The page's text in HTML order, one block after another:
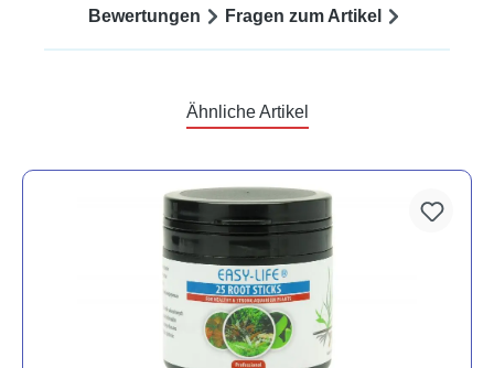
Bewertungen Fragen zum Artikel
Ähnliche Artikel